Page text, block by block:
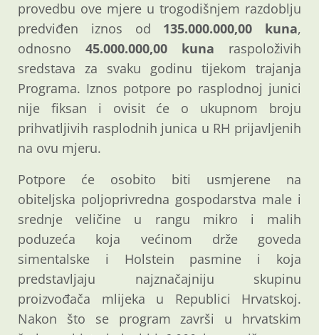
provedbu ove mjere u trogodišnjem razdoblju
predviđen iznos od 135.000.000,00 kuna,
odnosno 45.000.000,00 kuna raspoloživih
sredstava za svaku godinu tijekom trajanja
Programa. Iznos potpore po rasplodnoj junici
nije fiksan i ovisit će o ukupnom broju
prihvatljivih rasplodnih junica u RH prijavljenih
na ovu mjeru.
Potpore će osobito biti usmjerene na
obiteljska poljoprivredna gospodarstva male i
srednje veličine u rangu mikro i malih
poduzeća koja većinom drže goveda
simentalske i Holstein pasmine i koja
predstavljaju najznačajniju skupinu
proizvođača mlijeka u Republici Hrvatskoj.
Nakon što se program završi u hrvatskim